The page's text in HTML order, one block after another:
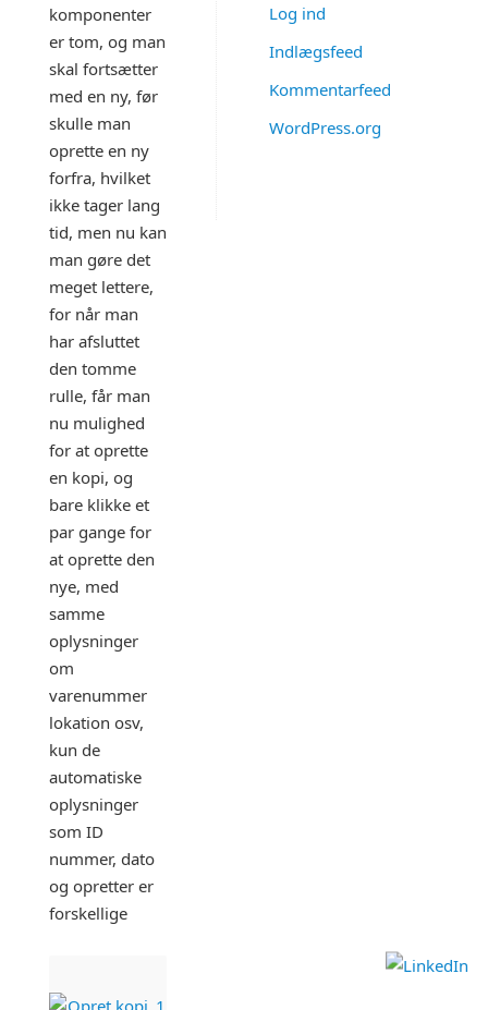
komponenter
er tom, og man
skal fortsætter
med en ny, før
skulle man
oprette en ny
forfra, hvilket
ikke tager lang
tid, men nu kan
man gøre det
meget lettere,
for når man
har afsluttet
den tomme
rulle, får man
nu mulighed
for at oprette
en kopi, og
bare klikke et
par gange for
at oprette den
nye, med
samme
oplysninger
om
varenummer
lokation osv,
kun de
automatiske
oplysninger
som ID
nummer, dato
og opretter er
forskellige
Log ind
Indlægsfeed
Kommentarfeed
WordPress.org